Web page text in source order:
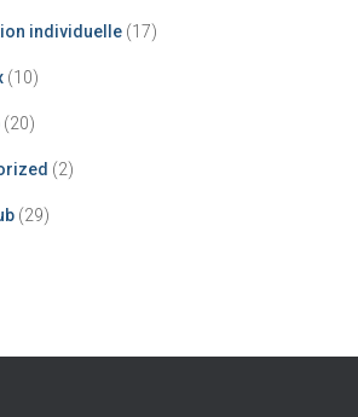
individuelle(17)
(10)
(20)
(2)
(29)